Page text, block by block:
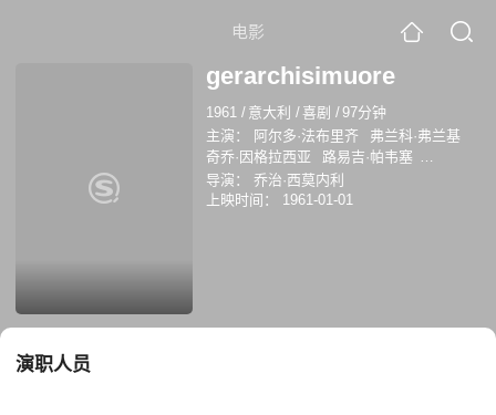
电影
gerarchisimuore
1961 / 意大利 /喜剧 /97分钟
主演：
阿尔多·法布里齐
弗兰科·弗兰基
奇乔·因格拉西亚
路易吉·帕韦塞
HélèneChanel
伊冯娜·蒙洛尔
Chanel
Vicky Ludovici
导演：
乔治·西莫内利
上映时间：
1961-01-01
演职人员